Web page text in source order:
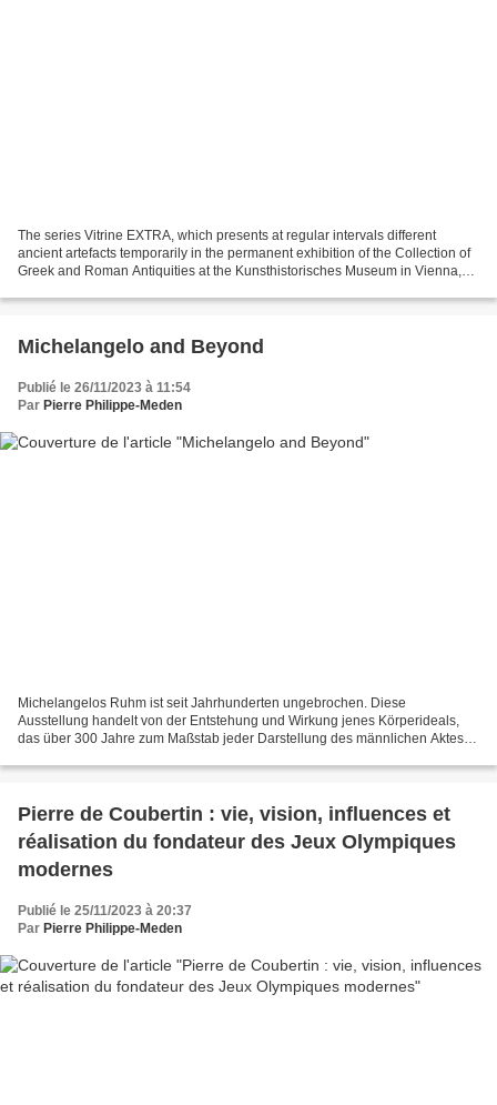
The series Vitrine EXTRA, which presents at regular intervals different
ancient artefacts temporarily in the permanent exhibition of the Collection of
Greek and Roman Antiquities at the Kunsthistorisches Museum in Vienna,
Michelangelo and Beyond
Publié le 26/11/2023 à 11:54
Par Pierre Philippe-Meden
Michelangelos Ruhm ist seit Jahrhunderten ungebrochen. Diese
Ausstellung handelt von der Entstehung und Wirkung jenes Körperideals,
das über 300 Jahre zum Maßstab jeder Darstellung des männlichen Aktes
Pierre de Coubertin : vie, vision, influences et
réalisation du fondateur des Jeux Olympiques
modernes
Publié le 25/11/2023 à 20:37
Par Pierre Philippe-Meden